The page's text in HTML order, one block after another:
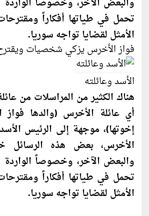
تحمل في طياتها أفكاراً
الأمثل لقضايا تواجه سوريا.
فواز الأخرس يزكي شخصيات
الأسد وعائلته
هناك الكثير من المراسلات من
أي عائلة الأخرس (والدها
إخوتها)، موجهة إلى الرئيس
الأخرس، بعض هذه
والبعض الآخر، وخصوصاً
تحمل في طياتها أفكاراً
الأمثل لقضايا تواجه سوريا.